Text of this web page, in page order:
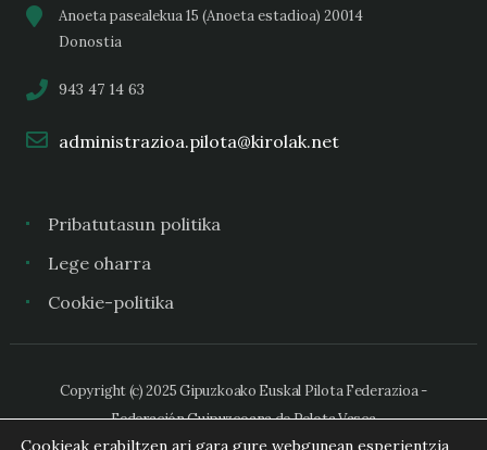
Anoeta pasealekua 15 (Anoeta estadioa) 20014
Donostia
943 47 14 63
administrazioa.pilota@kirolak.net
Pribatutasun politika
Lege oharra
Cookie-politika
Copyright (c) 2025 Gipuzkoako Euskal Pilota Federazioa -
Federación Guipuzcoana de Pelota Vasca
Cookieak erabiltzen ari gara gure webgunean esperientzia